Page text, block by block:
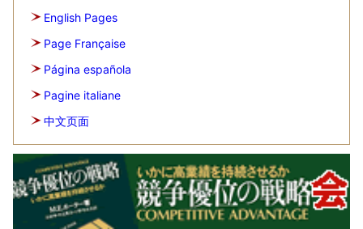
English Pages
Page Française
Página española
Pagine italiane
中文页面